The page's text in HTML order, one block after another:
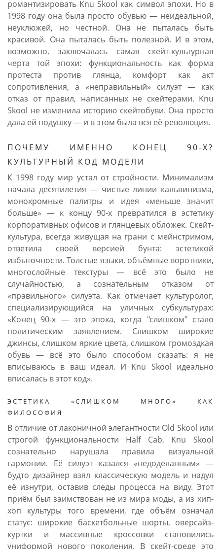
романтизировать Knu Skool как символ эпохи. Но в
1998 году она была просто обувью — неидеальной,
неуклюжей, но честной. Она не пыталась быть
красивой. Она пыталась быть полезной. И в этом,
возможно, заключалась самая скейт-культурная
черта той эпохи: функциональность как форма
протеста против глянца, комфорт как акт
сопротивления, а «неправильный» силуэт — как
отказ от правил, написанных не скейтерами. Knu
Skool не изменила историю скейтобуви. Она просто
дала ей подушку — и в этом была вся её революция.
ПОЧЕМУ ИМЕННО КОНЕЦ 90-Х?
КУЛЬТУРНЫЙ КОД МОДЕЛИ
К 1998 году мир устал от стройности. Минимализм
начала десятилетия — чистые линии кальвинизма,
монохромные палитры и идея «меньше значит
больше» — к концу 90-х превратился в эстетику
корпоративных офисов и глянцевых обложек. Скейт-
культура, всегда живущая на грани с мейнстримом,
ответила своей версией бунта: эстетикой
избыточности. Толстые языки, объёмные воротники,
многослойные текстуры — всё это было не
случайностью, а сознательным отказом от
«правильного» силуэта. Как отмечает культуролог,
специализирующийся на уличных субкультурах:
«Конец 90-х — это эпоха, когда "слишком" стало
политическим заявлением. Слишком широкие
джинсы, слишком яркие цвета, слишком громоздкая
обувь — всё это было способом сказать: я не
вписываюсь в ваш идеал. И Knu Skool идеально
вписалась в этот код».
ЭСТЕТИКА «СЛИШКОМ МНОГО» КАК
ФИЛОСОФИЯ
В отличие от лаконичной элегантности Old Skool или
строгой функциональности Half Cab, Knu Skool
сознательно нарушала правила визуальной
гармонии. Её силуэт казался «недоделанным» —
будто дизайнер взял классическую модель и надул
её изнутри, оставив следы процесса на виду. Этот
приём был заимствован не из мира моды, а из хип-
хоп культуры того времени, где объём означал
статус: широкие баскетбольные шорты, оверсайз-
куртки и массивные кроссовки становились
униформой нового поколения. В скейт-среде это